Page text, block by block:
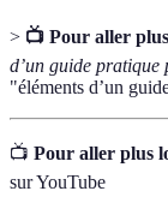
> 📺 Pour aller
d’un guide pratique
"éléments d’un
📺 Pour aller plus
sur YouTube